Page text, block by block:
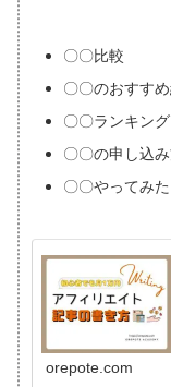
〇〇比較
〇〇のおすす
〇〇ランキング
〇〇の申し込
〇〇やってみた
orepote.com